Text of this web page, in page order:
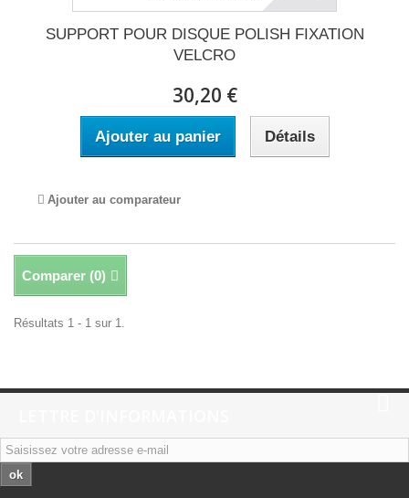
SUPPORT POUR DISQUE POLISH FIXATION
VELCRO
30,20 €
Ajouter au panier Détails
Ajouter au comparateur
Comparer (0)
Résultats 1 - 1 sur 1.
ok